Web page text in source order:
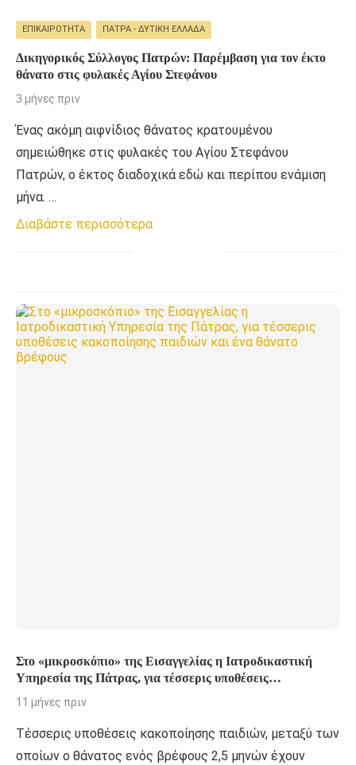
ΕΠΙΚΑΙΡΌΤΗΤΑ ΠΆΤΡΑ - ΔΥΤΙΚΉ ΕΛΛΆΔΑ
Δικηγορικός Σύλλογος Πατρών: Παρέμβαση για τον έκτο
θάνατο στις φυλακές Αγίου Στεφάνου
3 μήνες πριν
Ένας ακόμη αιφνίδιος θάνατος κρατουμένου
σημειώθηκε στις φυλακές του Αγίου Στεφάνου
Πατρών, ο έκτος διαδοχικά εδώ και περίπου ενάμιση
μήνα. …
Διαβάστε περισσότερα
Στο «μικροσκόπιο» της Εισαγγελίας η Ιατροδικαστική
Υπηρεσία της Πάτρας, για τέσσερις υποθέσεις
κακοποίησης παιδιών και ένα θάνατο βρέφους
11 μήνες πριν
Τέσσερις υποθέσεις κακοποίησης παιδιών, μεταξύ των
οποίων ο θάνατος ενός βρέφους 2,5 μηνών έχουν